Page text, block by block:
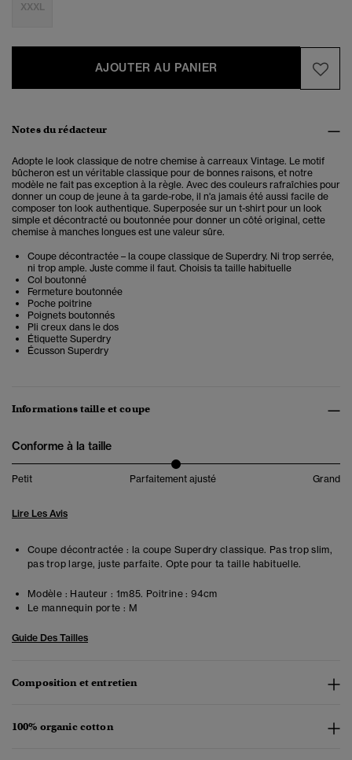
XXXL
AJOUTER AU PANIER
Notes du rédacteur
Adopte le look classique de notre chemise à carreaux Vintage. Le motif
bûcheron est un véritable classique pour de bonnes raisons, et notre
modèle ne fait pas exception à la règle. Avec des couleurs rafraîchies pour
donner un coup de jeune à ta garde-robe, il n'a jamais été aussi facile de
composer ton look authentique. Superposée sur un t-shirt pour un look
simple et décontracté ou boutonnée pour donner un côté original, cette
chemise à manches longues est une valeur sûre.
Coupe décontractée – la coupe classique de Superdry. Ni trop serrée,
ni trop ample. Juste comme il faut. Choisis ta taille habituelle
Col boutonné
Fermeture boutonnée
Poche poitrine
Poignets boutonnés
Pli creux dans le dos
Étiquette Superdry
Écusson Superdry
Informations taille et coupe
Conforme à la taille
Petit Parfaitement ajusté Grand
Lire Les Avis
Coupe décontractée : la coupe Superdry classique. Pas trop slim,
pas trop large, juste parfaite. Opte pour ta taille habituelle.
Modèle : Hauteur : 1m85. Poitrine : 94cm
Le mannequin porte : M
Guide Des Tailles
Composition et entretien
100% organic cotton